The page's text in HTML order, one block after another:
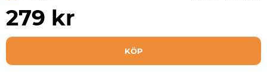
279 kr
KÖP